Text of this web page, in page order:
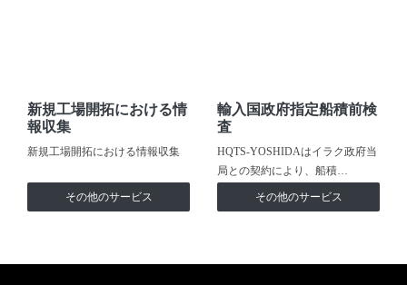
新規工場開拓における情
報収集
新規工場開拓における情報収集
その他のサービス
輸入国政府指定船積前検
査
HQTS-YOSHIDAはイラク政府当
局との契約により、船積…
その他のサービス